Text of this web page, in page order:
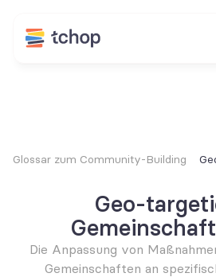
Glossar zum Community-Building
Geo-
Die Anpassung von
Gemeinschaften an